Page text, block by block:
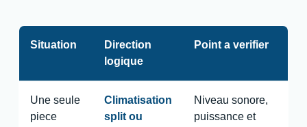
Situation
Direction
logique
Point a verifier
Une seule
piece
Climatisation
split ou
Niveau sonore,
puissance et